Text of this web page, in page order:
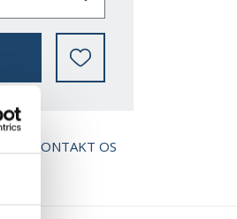
KONTAKT OS